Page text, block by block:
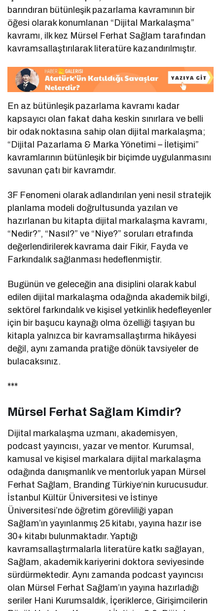
barındıran bütünleşik pazarlama kavramının bir
öğesi olarak konumlanan “Dijital Markalaşma”
kavramı, ilk kez Mürsel Ferhat Sağlam tarafından
kavramsallaştırılarak literatüre kazandırılmıştır.
En az bütünleşik pazarlama kavramı kadar
kapsayıcı olan fakat daha keskin sınırlara ve belli
bir odak noktasına sahip olan dijital markalaşma;
“Dijital Pazarlama & Marka Yönetimi – İletişimi”
kavramlarının bütünleşik bir biçimde uygulanmasını
savunan çatı bir kavramdır.
3F Fenomeni olarak adlandırılan yeni nesil stratejik
planlama modeli doğrultusunda yazılan ve
hazırlanan bu kitapta dijital markalaşma kavramı,
“Nedir?”, “Nasıl?” ve “Niye?” soruları etrafında
değerlendirilerek kavrama dair Fikir, Fayda ve
Farkındalık sağlanması hedeflenmiştir.
Bugünün ve geleceğin ana disiplini olarak kabul
edilen dijital markalaşma odağında akademik bilgi,
sektörel farkındalık ve kişisel yetkinlik hedefleyenler
için bir başucu kaynağı olma özelliği taşıyan bu
kitapla yalnızca bir kavramsallaştırma hikâyesi
değil, aynı zamanda pratiğe dönük tavsiyeler de
bulacaksınız.
***
Mürsel Ferhat Sağlam Kimdir?
Dijital markalaşma uzmanı, akademisyen,
podcast yayıncısı, yazar ve mentor. Kurumsal,
kamusal ve kişisel markalara dijital markalaşma
odağında danışmanlık ve mentorluk yapan Mürsel
Ferhat Sağlam, Branding Türkiye‘nin kurucusudur.
İstanbul Kültür Üniversitesi ve İstinye
Üniversitesi’nde öğretim görevliliği yapan
Sağlam’ın yayınlanmış 25 kitabı, yayına hazır ise
30+ kitabı bulunmaktadır. Yaptığı
kavramsallaştırmalarla literatüre katkı sağlayan,
Sağlam, akademik kariyerini doktora seviyesinde
sürdürmektedir. Aynı zamanda podcast yayıncısı
olan Mürsel Ferhat Sağlam’ın yayına hazırladığı
seriler Hani Kurumsaldık, İçeriklerce, Girişimcilerin